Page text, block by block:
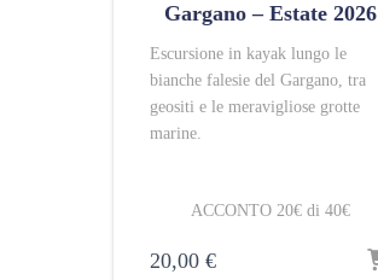
Gargano – Estate 2026
Escursione in kayak lungo le
bianche falesie del Gargano, tra
geositi e le meravigliose grotte
marine.
ACCONTO 20€ di 40€
20,00 €